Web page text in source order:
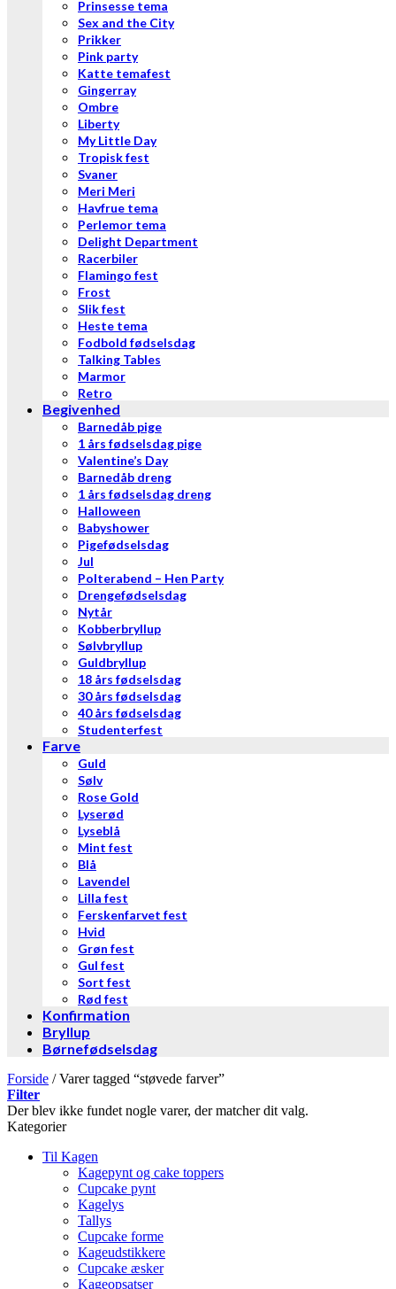
Prinsesse tema
Sex and the City
Prikker
Pink party
Katte temafest
Gingerray
Ombre
Liberty
My Little Day
Tropisk fest
Svaner
Meri Meri
Havfrue tema
Perlemor tema
Delight Department
Racerbiler
Flamingo fest
Frost
Slik fest
Heste tema
Fodbold fødselsdag
Talking Tables
Marmor
Retro
Begivenhed
Barnedåb pige
1 års fødselsdag pige
Valentine’s Day
Barnedåb dreng
1 års fødselsdag dreng
Halloween
Babyshower
Pigefødselsdag
Jul
Polterabend – Hen Party
Drengefødselsdag
Nytår
Kobberbryllup
Sølvbryllup
Guldbryllup
18 års fødselsdag
30 års fødselsdag
40 års fødselsdag
Studenterfest
Farve
Guld
Sølv
Rose Gold
Lyserød
Lyseblå
Mint fest
Blå
Lavendel
Lilla fest
Ferskenfarvet fest
Hvid
Grøn fest
Gul fest
Sort fest
Rød fest
Konfirmation
Bryllup
Børnefødselsdag
Forside /Varer tagged “støvede farver”
Filter
Der blev ikke fundet nogle varer, der matcher dit valg.
Kategorier
Til Kagen
Kagepynt og cake toppers
Cupcake pynt
Kagelys
Tallys
Cupcake forme
Kageudstikkere
Cupcake æsker
Kageopsatser